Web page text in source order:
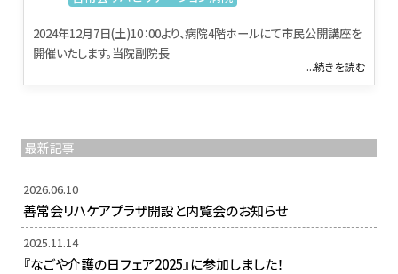
2024年12月7日(土)10：00より、病院4階ホールにて市民公開講座を
開催いたします。当院副院長
...続きを読む
最新記事
2026.06.10
善常会リハケアプラザ開設と内覧会のお知らせ
2025.11.14
『なごや介護の日フェア2025』に参加しました！